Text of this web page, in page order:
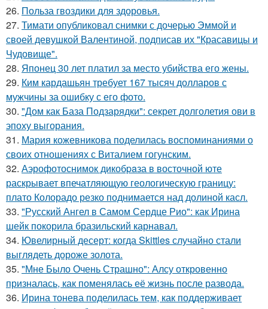
26. Польза гвоздики для здоровья.
27. Тимати опубликовал снимки с дочерью Эммой и
своей девушкой Валентиной, подписав их "Красавицы и
Чудовище".
28. Японец 30 лет платил за место убийства его жены.
29. Ким кардашьян требует 167 тысяч долларов с
мужчины за ошибку с его фото.
30. "Дом как База Подзарядки": секрет долголетия ови в
эпоху выгорания.
31. Мария кожевникова поделилась воспоминаниями о
своих отношениях с Виталием гогунским.
32. Аэрофотоснимок дикобpaза в восточной юте
раскрывает впечатляющую геологическую границу:
плато Колорадо резко поднимается над долиной касл.
33. "Русский Ангел в Самом Сердце Рио": как Ирина
шейк покорила бразильский карнавал.
34. Ювелирный десерт: когда Skittles случайно стали
выглядеть дороже золота.
35. "Мне Было Очень Страшно": Алсу откровенно
призналась, как поменялась её жизнь после развода.
36. Ирина тонева поделилась тем, как поддерживает